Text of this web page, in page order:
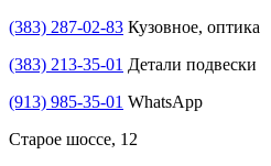
(383) 287-02-83 Кузовное, оптика
(383) 213-35-01 Детали подвески
(913) 985-35-01 WhatsApp
Старое шоссе, 12